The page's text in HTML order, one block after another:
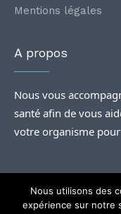
Mentions légales
A propos
Nous vous
santé afin de vous
votre organisme
Nous utilisons des
expérience sur notre